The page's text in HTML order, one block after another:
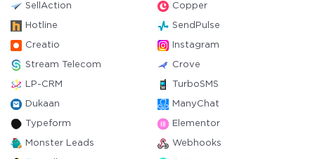
SellAction Copper
Hotline SendPulse
Creatio Instagram
Stream Telecom Crove
LP-CRM TurboSMS
Dukaan ManyChat
Typeform Elementor
Monster Leads Webhooks